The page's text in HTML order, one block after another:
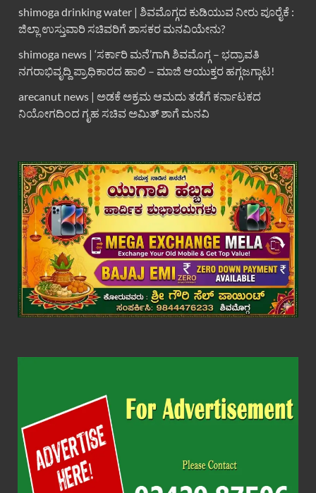
shimoga drinking water | ಶಿವಮೊಗ್ಗದ ಕುಡಿಯುವ ನೀರು ಪೂರೈಕೆ :
ಜಿಲ್ಲಾ ಉಸ್ತುವಾರಿ ಸಚಿವರಿಗೆ ಶಾಸಕರ ಮನವಿಯೇನು?
shimoga news | ‘ಸರ್ಕಾರಿ ಮನೆ’ಗಾಗಿ ಶಿವಮೊಗ್ಗ – ಭದ್ರಾವತಿ
ನಗರಾಭಿವೃದ್ದಿ ಪ್ರಾಧಿಕಾರದ ಹಾಲಿ – ಮಾಜಿ ಆಯುಕ್ತರ ಹಗ್ಗಜಗ್ಗಾಟ!
arecanut news | ಅಡಕೆ ಅಕ್ರಮ ಆಮದು ತಡೆಗೆ ಕರ್ನಾಟಕದ
ನಿಯೋಗದಿಂದ ಗೃಹ ಸಚಿವ ಅಮಿತ್ ಶಾಗೆ ಮನವಿ